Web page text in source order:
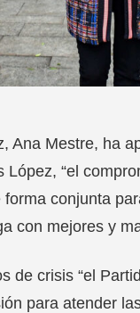
Ana Mestre, ha
“el
conjunta
con mejores y
de crisis “el
para atender